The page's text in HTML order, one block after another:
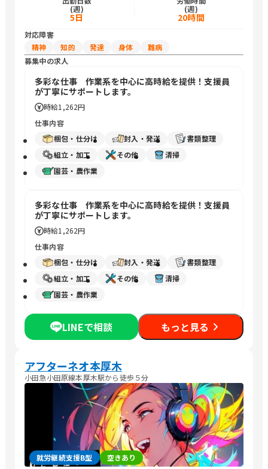
(週)
5日
(週)
20時間
対応障害
精神
知的 発達 身体
難病
募集中の求人
多彩な仕事 作業系を中心に高時給を提供！支援員
が丁寧にサポートします。
時給1,262円
仕事内容
梱包・仕分け
封入・発送
書類整理
組立・加工
その他
清掃
園芸・農作業
多彩な仕事 作業系を中心に高時給を提供！支援員
が丁寧にサポートします。
時給1,262円
仕事内容
梱包・仕分け
封入・発送
書類整理
組立・加工
その他
清掃
園芸・農作業
LINEで相談 もっと見る
アフターネオ本厚木
小田急小田原線本厚木駅から徒歩５分
就労継続支援B型 空きあり